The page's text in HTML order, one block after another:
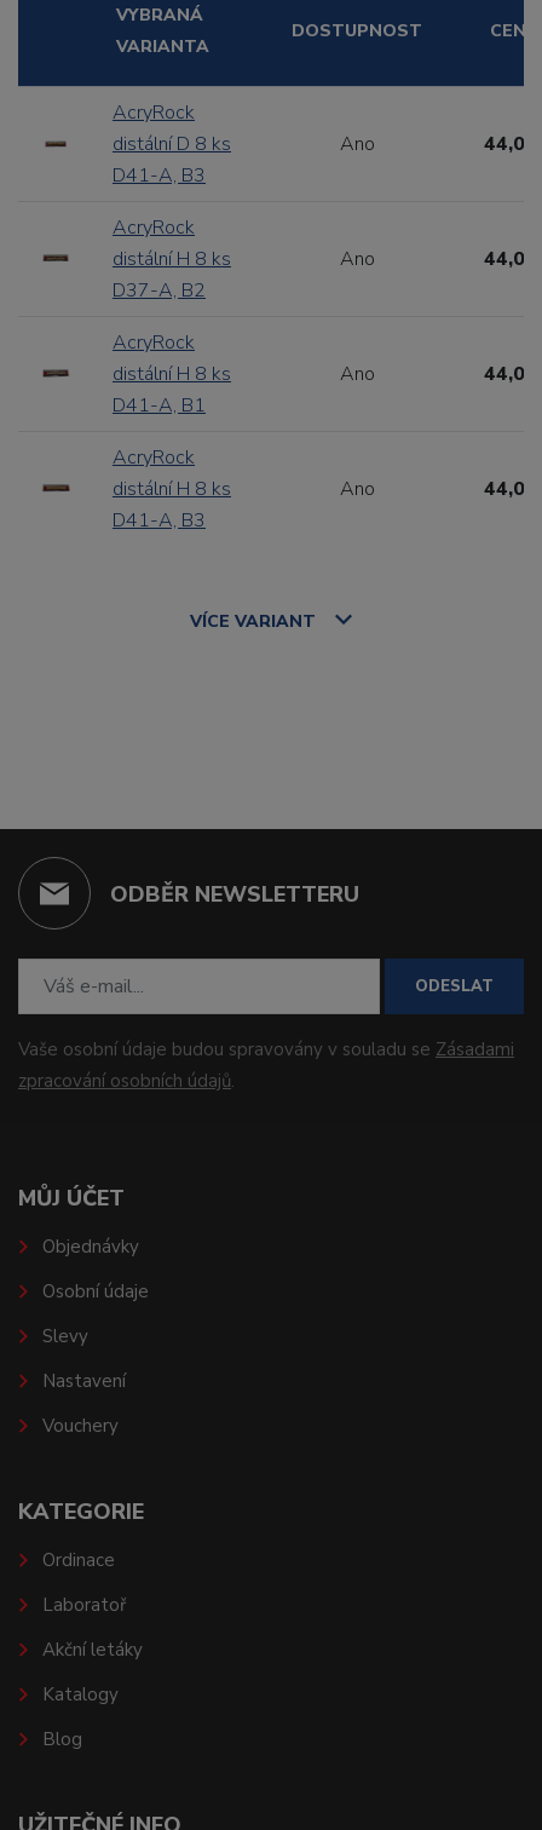
VYBRANÁ
VARIANTA
DOSTUPNOST CENA
AcryRock
distální D 8 ks
D41-A, B3
Ano 44,00
AcryRock
distální H 8 ks
D37-A, B2
Ano 44,00
AcryRock
distální H 8 ks
D41-A, B1
Ano 44,00
AcryRock
distální H 8 ks
D41-A, B3
Ano 44,00
VÍCE VARIANT
ODBĚR NEWSLETTERU
ODESLAT
Vaše osobní údaje budou spravovány v souladu se Zásadami
zpracování osobních údajů.
MŮJ ÚČET
Objednávky
Osobní údaje
Slevy
Nastavení
Vouchery
KATEGORIE
Ordinace
Laboratoř
Akční letáky
Katalogy
Blog